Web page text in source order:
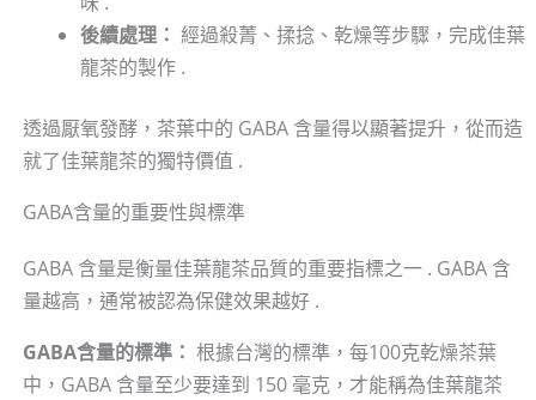
後續處理： 經過殺菁、揉捻、乾燥等步驟，完成佳葉
龍茶的製作 .
透過厭氧發酵，茶葉中的 GABA 含量得以顯著提升，從而造
就了佳葉龍茶的獨特價值 .
GABA含量的重要性與標準
GABA 含量是衡量佳葉龍茶品質的重要指標之一 . GABA 含
量越高，通常被認為保健效果越好 .
GABA含量的標準： 根據台灣的標準，每100克乾燥茶葉
中，GABA 含量至少要達到 150 毫克，才能稱為佳葉龍茶